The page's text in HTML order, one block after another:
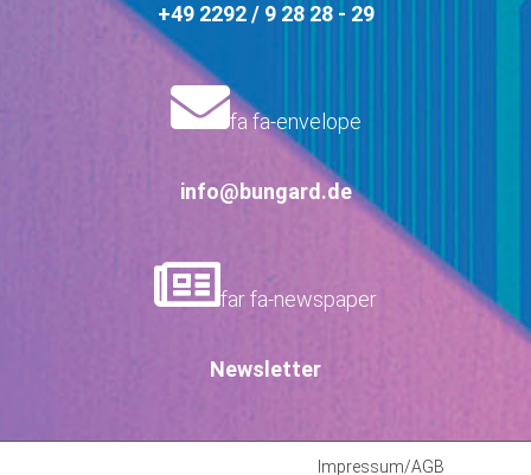
+49 2292 / 9 28 28 - 29
fa fa-envelope
info@bungard.de
far fa-newspaper
Newsletter
Impressum/AGB